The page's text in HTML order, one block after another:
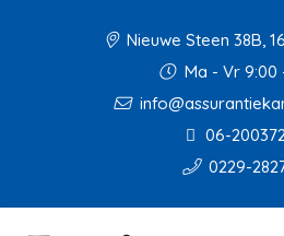
Nieuwe Steen 38B,
Ma - Vr 9:00
06-
0229-